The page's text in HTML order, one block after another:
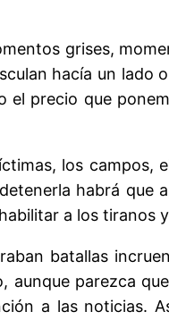
grises,
hacía un lado
el precio que
los
habrá que
a los
batallas
aunque parezca
a las noticias.